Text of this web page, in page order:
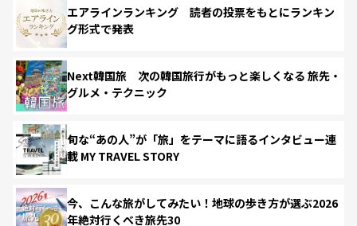
エアラインランキング 読者の投票をもとにランキン
グ形式で発表
Next韓国旅 次の韓国旅行がもっと楽しくなる 旅先・
グルメ・テクニック
旬な“あの人”が「旅」をテーマに語るインタビュー連
載 MY TRAVEL STORY
今、こんな旅がしてみたい！地球の歩き方が選ぶ2026
年絶対行くべき旅先30